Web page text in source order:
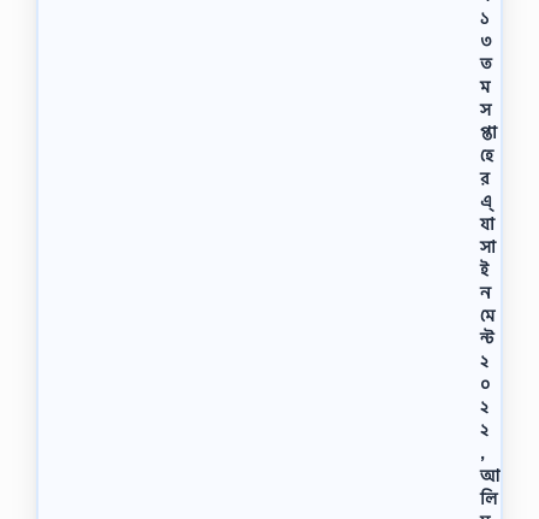
১
৩
ত
ম
স
প্তা
হে
র
এ্
যা
সা
ই
ন
মে
ন্ট
২
০
২
২
,
আ
লি